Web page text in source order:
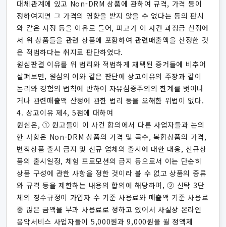
대체관계에 있고 Non-DRM 상품에 관하여 규격, 가격 등이
정하여지면 그 가격의 영향을 받지 않을 수 없다는 등의 판시
와 같은 사정 등을 이유로 들어, 피고가 이 사건 과징금 산정에
서 위 상품들을 관련 상품에 포함하여 관련매출액을 산정한 것
은 적법하다는 취지로 판단하였다.
원심판결 이유를 위 법리와 적법하게 채택된 증거들에 비추어
살펴보면, 원심의 이와 같은 판단에 상고이유의 주장과 같이
논리와 경험의 법칙에 반하여 자유심증주의의 한계를 벗어나
거나 관련매출액 산정에 관한 법리 등을 오해한 위법이 없다.
4. 상고이유 제4, 5점에 대하여
원심은, ① 원고들이 이 사건 합의에서 다른 사업자들과 논의
한 사항은 Non-DRM 상품의 가격 및 곡수, 복합상품의 가격,
변칙상품 출시 금지 및 신규 업체의 출시에 대한 대응, 신규상
품의 출시일정, 체험 프로모션의 금지 등으로서 이는 단순히
상품 구성에 관한 사항을 정한 것이라 볼 수 없고 상품의 종류
와 규격 등을 제한하는 내용의 합의에 해당하며, ② 신탁 3단
체의 징수규정이 가입자 수 기준 사용료와 매출액 기준 사용료
중 많은 금액을 부과 사용료로 정하고 있어서 사실상 온라인
음악서비스 사업자들이 5,000원과 9,000원을 월 정액제